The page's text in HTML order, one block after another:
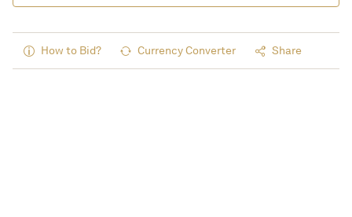
How to Bid? Currency Converter Share